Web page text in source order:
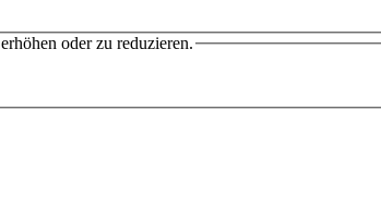
oder zu reduzieren.